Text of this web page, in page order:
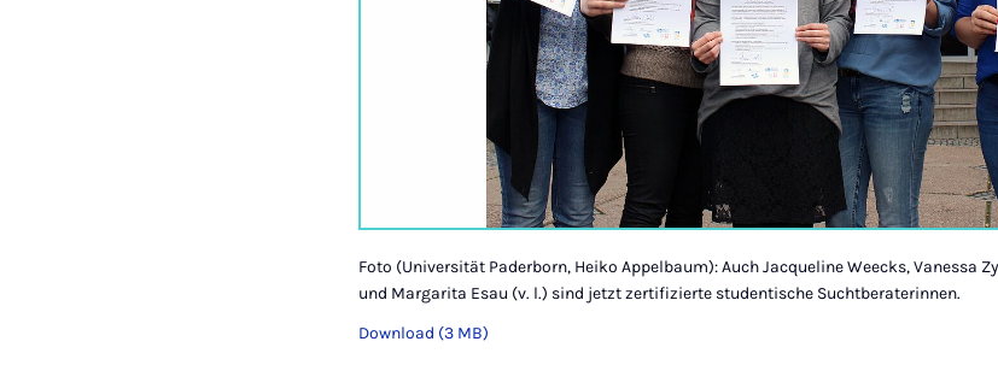
Foto (Universität Paderborn, Heiko Appelbaum): Auch Jacqueline Weecks, Vanessa
und Margarita Esau (v. l.) sind jetzt zertifizierte studentische Suchtberaterinnen.
Download (3 MB)